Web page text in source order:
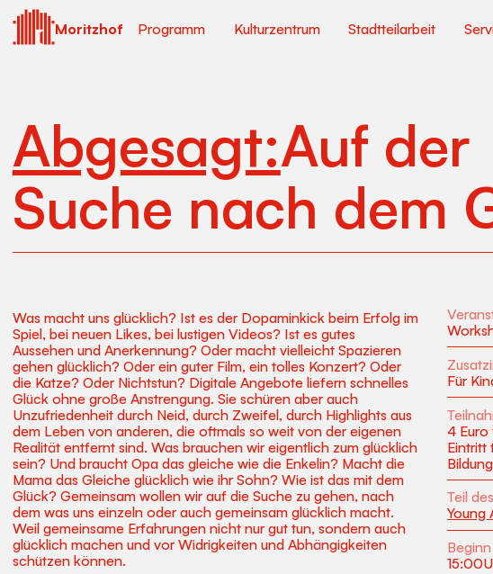
Moritzhof Programm Kulturzentrum Stadtteilarbeit
Abgesagt:Auf der
Suche nach dem
Was macht uns glücklich? Ist es der Dopaminkick beim Erfolg im
Spiel, bei neuen Likes, bei lustigen Videos? Ist es gutes
Aussehen und Anerkennung? Oder macht vielleicht Spazieren
gehen glücklich? Oder ein guter Film, ein tolles Konzert? Oder
die Katze? Oder Nichtstun? Digitale Angebote liefern schnelles
Glück ohne große Anstrengung. Sie schüren aber auch
Unzufriedenheit durch Neid, durch Zweifel, durch Highlights aus
dem Leben von anderen, die oftmals so weit von der eigenen
Realität entfernt sind. Was brauchen wir eigentlich zum glücklich
sein? Und braucht Opa das gleiche wie die Enkelin? Macht die
Mama das Gleiche glücklich wie ihr Sohn? Wie ist das mit dem
Glück? Gemeinsam wollen wir auf die Suche zu gehen, nach
dem was uns einzeln oder auch gemeinsam glücklich macht.
Weil gemeinsame Erfahrungen nicht nur gut tun, sondern auch
glücklich machen und vor Widrigkeiten und Abhängigkeiten
schützen können.
Für
4 Euro
Eintritt
Teil
Young
Beginn
15:00